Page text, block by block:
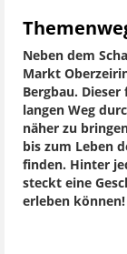
Neben dem
Markt
Bergbau.
langen Weg
näher zu
bis zum Leben
finden. Hinter
steckt eine
erleben können!